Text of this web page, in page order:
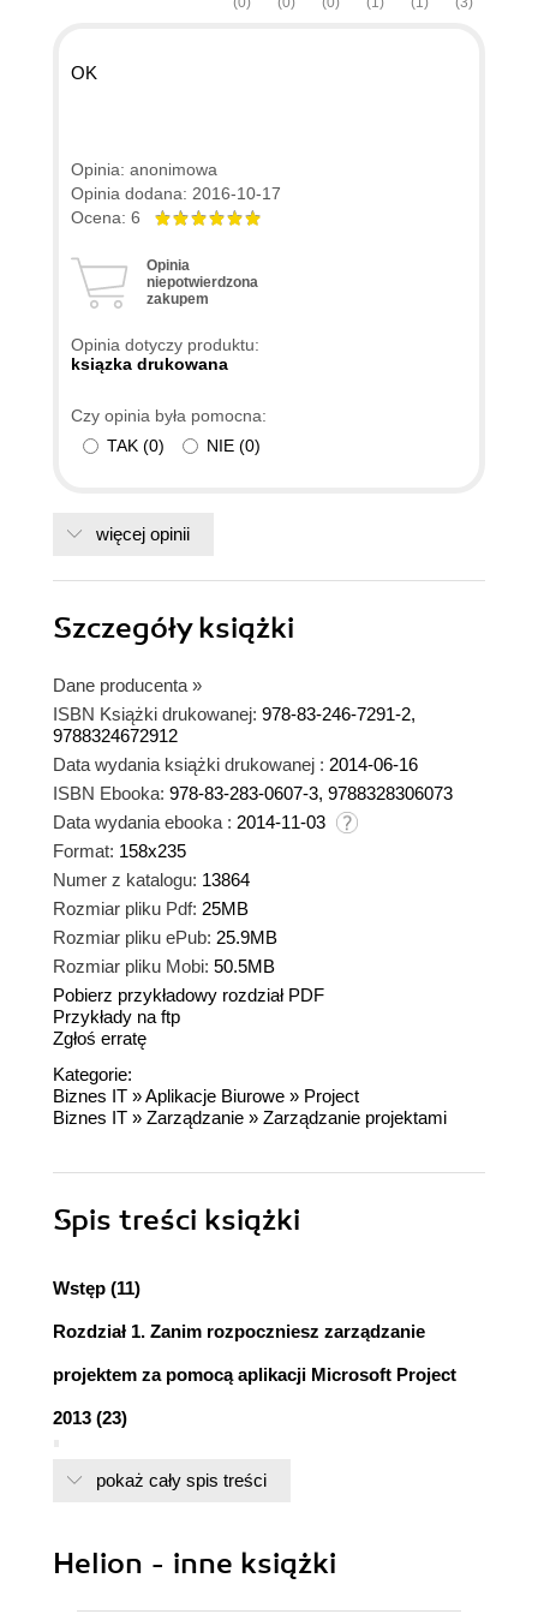
OK
Opinia: anonimowa
Opinia dodana: 2016-10-17
Ocena: 6
Opinia
niepotwierdzona
zakupem
Opinia dotyczy produktu:
ksiązka drukowana
Czy opinia była pomocna:
TAK (0) NIE (0)
więcej opinii
Szczegółyksiążki
Dane producenta »
ISBN Książki drukowanej: 978-83-246-7291-2,
9788324672912
Data wydania książki drukowanej : 2014-06-16
ISBN Ebooka: 978-83-283-0607-3, 9788328306073
Data wydania ebooka : 2014-11-03
Format: 158x235
Numer z katalogu: 13864
Rozmiar pliku Pdf: 25MB
Rozmiar pliku ePub: 25.9MB
Rozmiar pliku Mobi: 50.5MB
Pobierz przykładowy rozdział PDF
Przykłady na ftp
Zgłoś erratę
Kategorie:
Biznes IT »Aplikacje Biurowe » Project
Biznes IT » Zarządzanie » Zarządzanie projektami
Spis treści książki
Wstęp (11)
Rozdział 1. Zanim rozpoczniesz zarządzanie
projektem za pomocą aplikacji Microsoft Project
2013 (23)
Interfejs użytkownika (24)
Widoki (29)
pokaż cały spis treści
Helion - inne książki